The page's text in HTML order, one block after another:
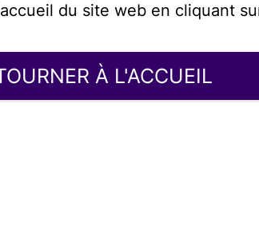
du site web en cliquant
À L'ACCUEIL